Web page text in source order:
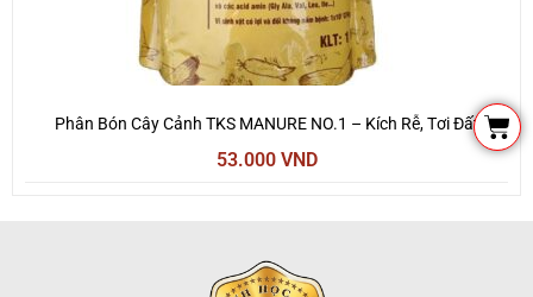
Cart
Phân Bón Cây Cảnh TKS MANURE NO.1 – Kích Rễ, Tơi Đất
53.000 VND